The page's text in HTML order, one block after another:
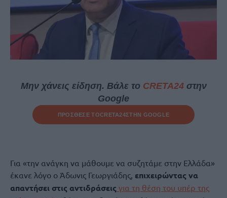
Μην χάνεις είδηση. Βάλε το CRETA24στην
Google
ΠΡΟΣΘΕΣΕ ΤΟCRETA24ΣΤΗΝ GOOGLE
Για «την ανάγκη να μάθουμε να συζητάμε στην Ελλάδα»
έκανε λόγο ο Άδωνις Γεωργιάδης, επιχειρώντας να
απαντήσει στις αντιδράσεις για τη θέση του υπέρ της